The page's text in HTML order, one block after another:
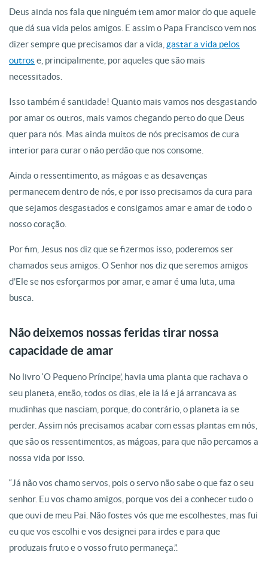
Deus ainda nos fala que ninguém tem amor maior do que aquele
que dá sua vida pelos amigos. E assim o Papa Francisco vem nos
dizer sempre que precisamos dar a vida, gastar a vida pelos
outros e, principalmente, por aqueles que são mais
necessitados.
Isso também é santidade! Quanto mais vamos nos desgastando
por amar os outros, mais vamos chegando perto do que Deus
quer para nós. Mas ainda muitos de nós precisamos de cura
interior para curar o não perdão que nos consome.
Ainda o ressentimento, as mágoas e as desavenças
permanecem dentro de nós, e por isso precisamos da cura para
que sejamos desgastados e consigamos amar e amar de todo o
nosso coração.
Por fim, Jesus nos diz que se fizermos isso, poderemos ser
chamados seus amigos. O Senhor nos diz que seremos amigos
d’Ele se nos esforçarmos por amar, e amar é uma luta, uma
busca.
Não deixemos nossas feridas tirar nossa
capacidade de amar
No livro ‘O Pequeno Príncipe’, havia uma planta que rachava o
seu planeta, então, todos os dias, ele ia lá e já arrancava as
mudinhas que nasciam, porque, do contrário, o planeta ia se
perder. Assim nós precisamos acabar com essas plantas em nós,
que são os ressentimentos, as mágoas, para que não percamos a
nossa vida por isso.
“Já não vos chamo servos, pois o servo não sabe o que faz o seu
senhor. Eu vos chamo amigos, porque vos dei a conhecer tudo o
que ouvi de meu Pai. Não fostes vós que me escolhestes, mas fui
eu que vos escolhi e vos designei para irdes e para que
produzais fruto e o vosso fruto permaneça.”.